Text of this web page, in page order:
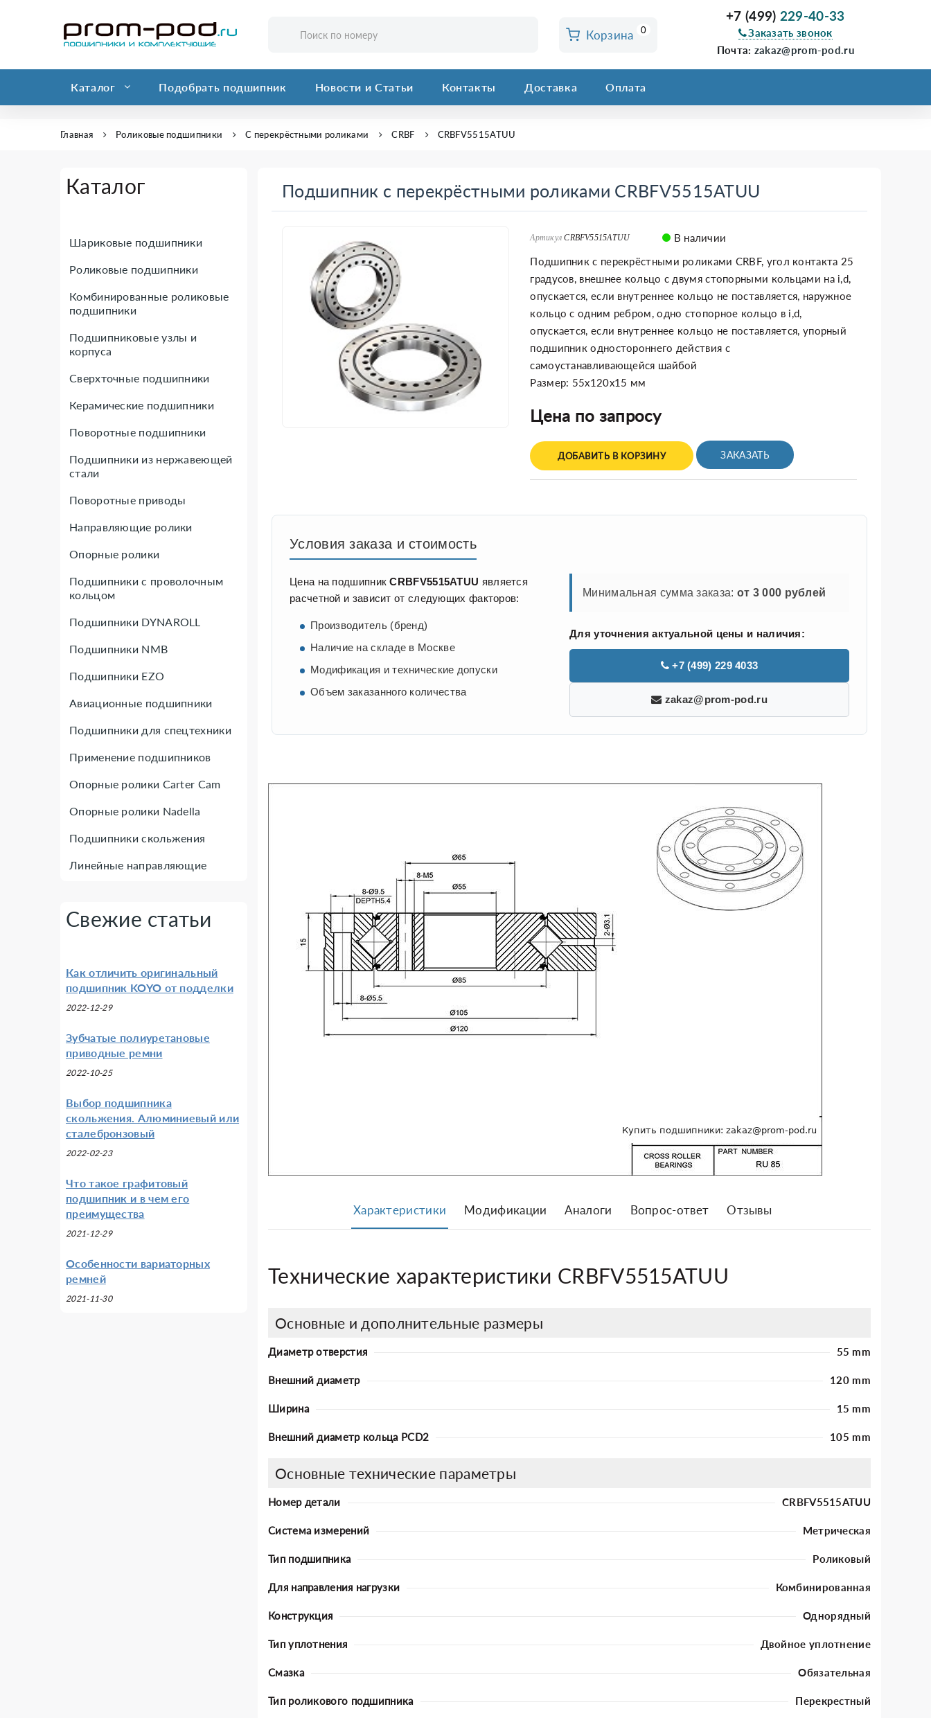
Корзина 0
+7 (499) 229-40-33
Заказать звонок
Почта: zakaz@prom-pod.ru
Каталог Подобрать подшипник Новости и Статьи Контакты Доставка Оплата
Главная Роликовые подшипники С перекрёстными роликами CRBF CRBFV5515ATUU
Каталог
Шариковые подшипники
Роликовые подшипники
Комбинированные роликовые
подшипники
Подшипниковые узлы и
корпуса
Сверхточные подшипники
Керамические подшипники
Поворотные подшипники
Подшипники из нержавеющей
стали
Поворотные приводы
Направляющие ролики
Опорные ролики
Подшипники с проволочным
кольцом
Подшипники DYNAROLL
Подшипники NMB
Подшипники EZO
Авиационные подшипники
Подшипники для спецтехники
Применение подшипников
Опорные ролики Carter Cam
Опорные ролики Nadella
Подшипники скольжения
Линейные направляющие
Свежие статьи
Как отличить оригинальный
подшипник KOYO от подделки
2022-12-29
Зубчатые полиуретановые
приводные ремни
2022-10-25
Выбор подшипника
скольжения. Алюминиевый или
сталебронзовый
2022-02-23
Что такое графитовый
подшипник и в чем его
преимущества
2021-12-29
Особенности вариаторных
ремней
2021-11-30
Подшипник с перекрёстными роликами CRBFV5515ATUU
Артикул CRBFV5515ATUU
В наличии
Подшипник с перекрёстными роликами CRBF, угол контакта 25
градусов, внешнее кольцо с двумя стопорными кольцами на i,d,
опускается, если внутреннее кольцо не поставляется, наружное
кольцо с одним ребром, одно стопорное кольцо в i,d,
опускается, если внутреннее кольцо не поставляется, упорный
подшипник одностороннего действия с
самоустанавливающейся шайбой
Размер: 55x120x15 мм
Цена по запросу
ДОБАВИТЬ В КОРЗИНУ ЗАКАЗАТЬ
Условия заказа и стоимость
Цена на подшипникCRBFV5515ATUU является
расчетной и зависит от следующих факторов:
Производитель (бренд)
Наличие на складе в Москве
Модификация и технические допуски
Объем заказанного количества
Минимальная сумма заказа: от 3 000 рублей
Для уточнения актуальной цены и наличия:
+7 (499) 229 4033
zakaz@prom-pod.ru
Характеристики Модификации Аналоги Вопрос-ответ Отзывы
Технические характеристики CRBFV5515ATUU
Основные и дополнительные размеры
Диаметр отверстия 55 mm
Внешний диаметр 120 mm
Ширина 15 mm
Внешний диаметр кольца PCD2 105 mm
Основные технические параметры
Номер детали CRBFV5515ATUU
Система измерений Метрическая
Тип подшипника Роликовый
Для направления нагрузки Комбинированная
Конструкция Однорядный
Тип уплотнения Двойное уплотнение
Смазка Обязательная
Тип роликового подшипника Перекрестный